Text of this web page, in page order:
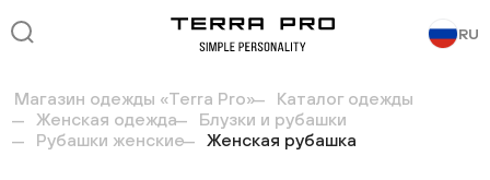
RU
Магазин одежды «Terra Pro»
Каталог одежды
Женская одежда
Блузки и рубашки
Рубашки женские
Женская рубашка